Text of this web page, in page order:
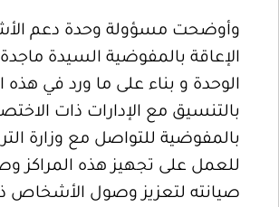
وأوضحت مسؤولة وحدة دعم
الإعاقة بالمفوضية السيدة
الوحدة و بناء على ما ورد في هذه
بالتنسيق مع الإدارات ذات
بالمفوضية للتواصل مع وزارة
للعمل على تجهيز هذه المراكز
صيانته لتعزيز وصول الأشخاص